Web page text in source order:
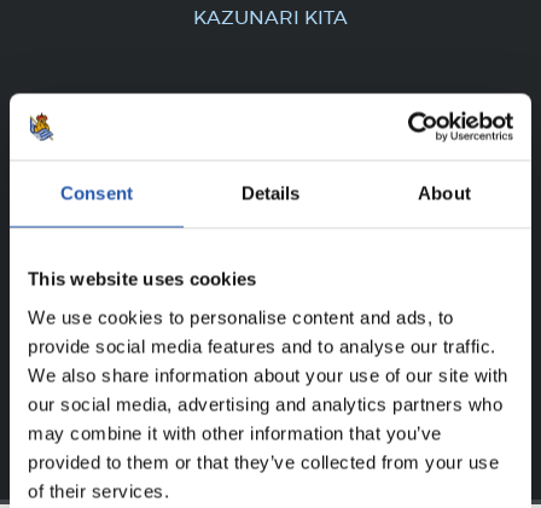
Consent Details About
This website uses cookies
We use cookies to personalise content and ads, to
provide social media features and to analyse our traffic.
We also share information about your use of our site with
our social media, advertising and analytics partners who
may combine it with other information that you’ve
provided to them or that they’ve collected from your use
of their services.
KAZUNARI KITA
UNIQUEMENT POUR LES
Ce contenu est réservé aux utilisateurs enregistrés sur
S'inscrire en cliquant sur l' Identifiant
et profitez du
contenu exclusif pour vous.